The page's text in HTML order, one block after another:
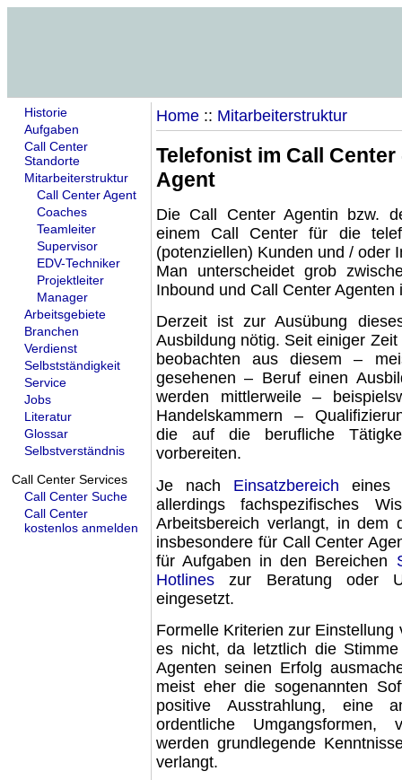
Historie
Aufgaben
Call Center
Standorte
Mitarbeiterstruktur
Call Center Agent
Coaches
Teamleiter
Supervisor
EDV-Techniker
Projektleiter
Manager
Arbeitsgebiete
Branchen
Verdienst
Selbstständigkeit
Service
Jobs
Literatur
Glossar
Selbstverständnis
Call Center Services
Call Center Suche
Call Center
kostenlos anmelden
Home :: Mitarbeiterstruktur
Telefonist im Call
Agent
Die Call Center Agentin bzw.
einem Call Center für die
(potenziellen) Kunden und / oder
Man unterscheidet grob
Inbound und Call Center
Derzeit ist zur Ausübung
Ausbildung nötig. Seit einiger
beobachten aus diesem –
gesehenen – Berufeinen
werden mittlerweile –
Handelskammern –
die auf die berufliche
vorbereiten.
Je nach Einsatzbereich eines
allerdings fachspezifisches
Arbeitsbereich verlangt, in
insbesondere für Call Center
für Aufgaben in den Bereichen
Hotlines zur Beratung oder
eingesetzt.
Formelle Kriterien zur Einstellung
es nicht, da letztlich die
Agenten seinen Erfolg
meist eher die sogenannten
positive Ausstrahlung, eine
ordentliche Umgangsformen,
werden grundlegende
verlangt.